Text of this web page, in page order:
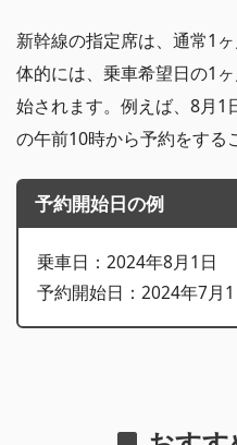
新幹線の指定席は、通常1
体的には、乗車希望日の1
始されます。例えば、8月1
の午前10時から予約をする
予約開始日の例
乗車日：2024年8月1日
予約開始日：2024年7月